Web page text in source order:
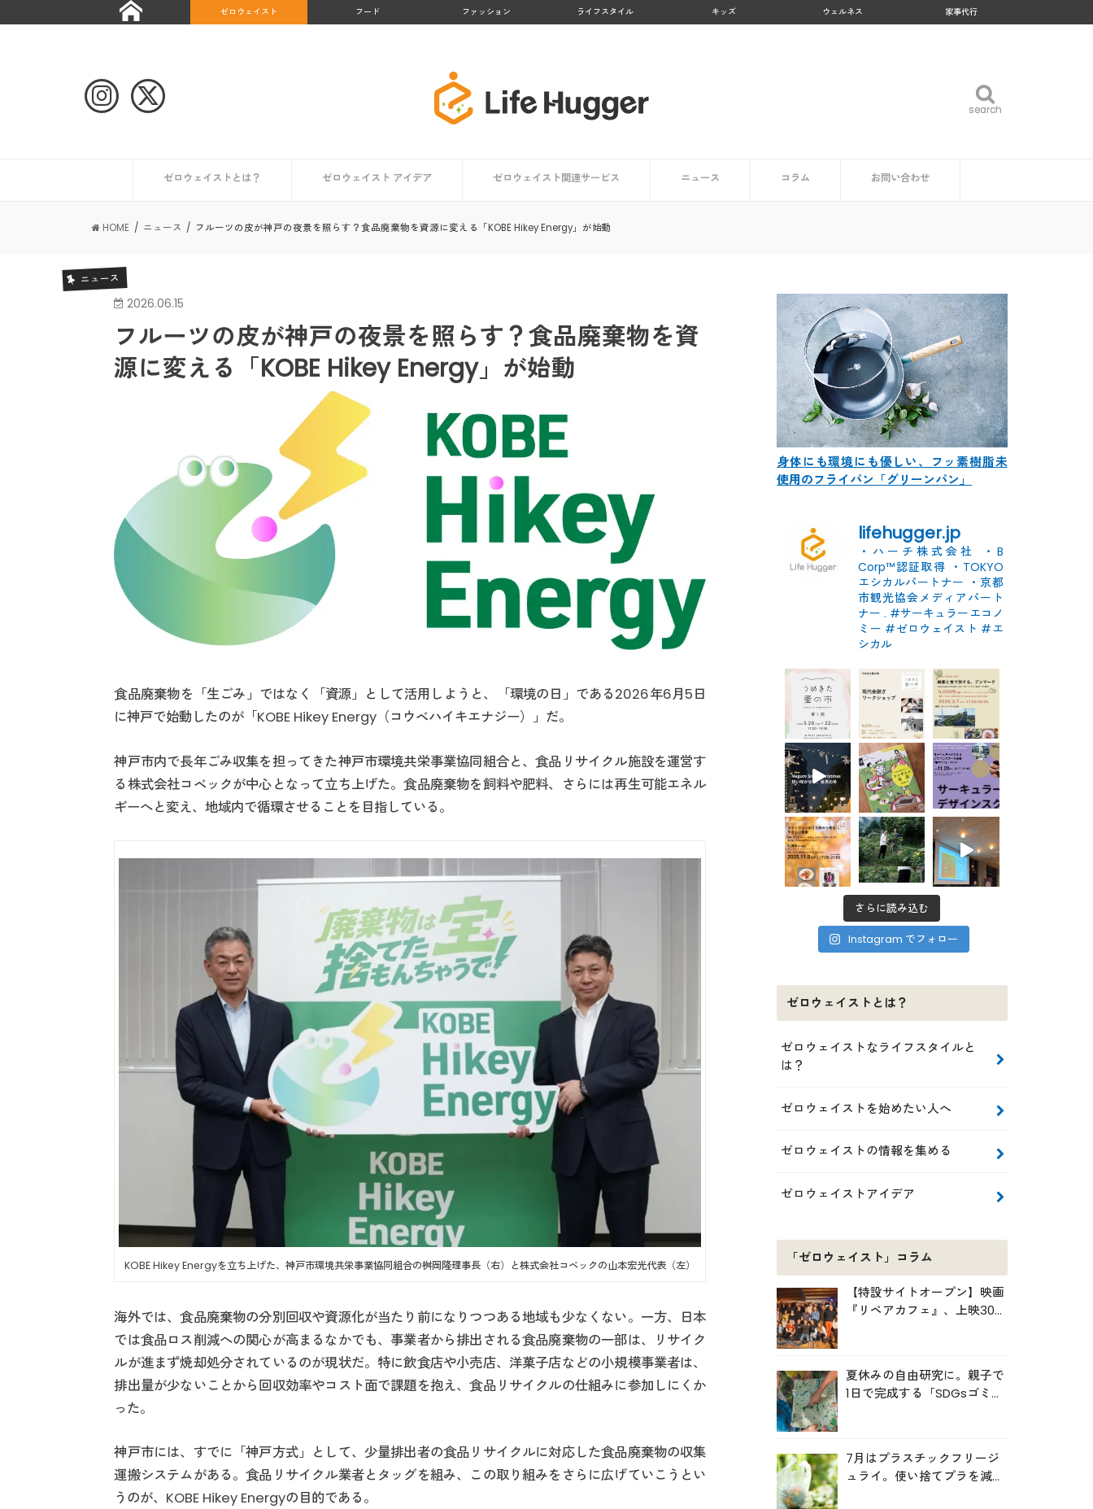
ゼロウェイスト フード ファッション ライフスタイル キッズ ウェルネス 家事代行
search
search
ゼロウェイストとは？
言
ゼロウェイスト アイデア ゼロウェイスト関連サービス ニュース コラム お問い合わせ
HOME ニュース フルーツの皮が神戸の夜景を照らす？食品廃棄物を資源に変える「KOBE Hikey Energy」が始動
ニュース
2026.06.15
フルーツの皮が神戸の夜景を照らす？食品廃棄物を資
源に変える「KOBE Hikey Energy」が始動
食品廃棄物を「生ごみ」ではなく「資源」として活用しようと、「環境の日」である2026年6月5日
に神戸で始動したのが「KOBE Hikey Energy（コウベハイキエナジー）」だ。
神戸市内で長年ごみ収集を担ってきた神戸市環境共栄事業協同組合と、食品リサイクル施設を運営す
る株式会社コベックが中心となって立ち上げた。食品廃棄物を飼料や肥料、さらには再生可能エネル
ギーへと変え、地域内で循環させることを目指している。
KOBE Hikey Energyを立ち上げた、神戸市環境共栄事業協同組合の桝岡隆理事長（右）と株式会社コベックの山本宏光代表（左）
海外では、食品廃棄物の分別回収や資源化が当たり前になりつつある地域も少なくない。一方、日本
では食品ロス削減への関心が高まるなかでも、事業者から排出される食品廃棄物の一部は、リサイク
ルが進まず焼却処分されているのが現状だ。特に飲食店や小売店、洋菓子店などの小規模事業者は、
排出量が少ないことから回収効率やコスト面で課題を抱え、食品リサイクルの仕組みに参加しにくか
った。
神戸市には、すでに「神戸方式」として、少量排出者の食品リサイクルに対応した食品廃棄物の収集
運搬システムがある。食品リサイクル業者とタッグを組み、この取り組みをさらに広げていこうとい
うのが、KOBE Hikey Energyの目的である。
身体にも環境にも優しい、フッ素樹脂未
使用のフライパン「グリーンパン」
lifehugger.jp
・ハーチ株式会社
・B
Corp™認証取得 ・TOKYO
エシカルパートナー ・京都
市観光協会メディアパート
ナー . #サーキュラーエコノ
ミー #ゼロウェイスト #エ
シカル
さらに読み込む
Instagram でフォロー
ゼロウェイストとは？
ゼロウェイストなライフスタイルと
は？
ゼロウェイストを始めたい人へ
ゼロウェイストの情報を集める
ゼロウェイストアイデア
「ゼロウェイスト」コラム
【特設サイトオープン】映画
『リペアカフェ』、上映300
夏休みの自由研究に。親子で
1日で完成する「SDGsゴミ・
7月はプラスチックフリージ
ュライ。使い捨てプラを減ら